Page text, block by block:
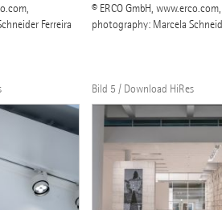
Ferreira
© ERCO GmbH, www.erco.com,
photography: Marcela
Bild 5 / Download HiRes